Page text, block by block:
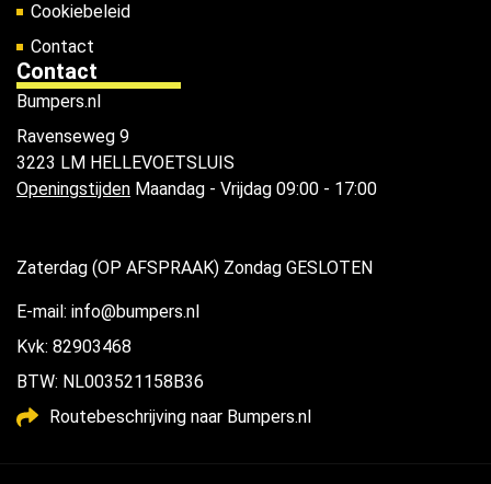
Cookiebeleid
Contact
Contact
Bumpers.nl
Ravenseweg 9
3223 LM HELLEVOETSLUIS
Openingstijden Maandag - Vrijdag 09:00 - 17:00
Zaterdag (OP AFSPRAAK) Zondag GESLOTEN
E-mail: info@bumpers.nl
Kvk: 82903468
BTW: NL003521158B36
Routebeschrijving naar Bumpers.nl